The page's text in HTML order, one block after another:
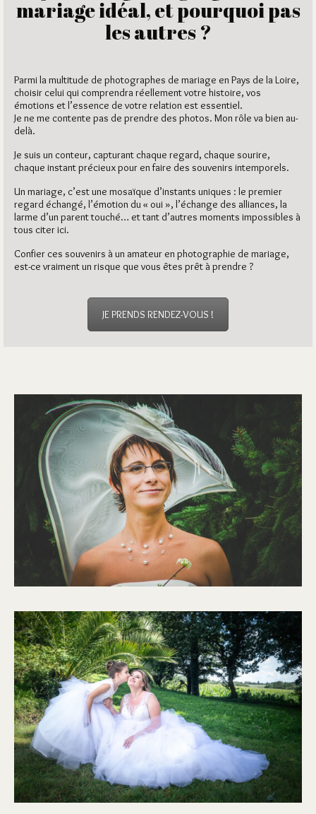
mariage idéal, et pourquoi pas
les autres ?
Parmi la multitude de photographes de mariage en Pays de la Loire,
choisir celui qui comprendra réellement votre histoire, vos
émotions et l’essence de votre relation est essentiel.
Je ne me contente pas de prendre des photos. Mon rôle va bien au-
delà.
Je suis un conteur, capturant chaque regard, chaque sourire,
chaque instant précieux pour en faire des souvenirs intemporels.
Un mariage, c’est une mosaïque d’instants uniques : le premier
regard échangé, l’émotion du « oui », l’échange des alliances, la
larme d’un parent touché… et tant d’autres moments impossibles à
tous citer ici.
Confier ces souvenirs à un amateur en photographie de mariage,
est-ce vraiment un risque que vous êtes prêt à prendre ?
JE PRENDS RENDEZ-VOUS !